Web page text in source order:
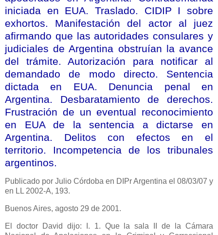
iniciada en EUA. Traslado. CIDIP I sobre
exhortos. Manifestación del actor al juez
afirmando que las autoridades consulares y
judiciales de Argentina obstruían la avance
del trámite. Autorización para notificar al
demandado de modo directo. Sentencia
dictada en EUA. Denuncia penal en
Argentina. Desbaratamiento de derechos.
Frustración de un eventual reconocimiento
en EUA de la sentencia a dictarse en
Argentina. Delitos con efectos en el
territorio. Incompetencia de los tribunales
argentinos.
Publicado por Julio Córdoba en DIPr Argentina el 08/03/07 y
en LL 2002-A, 193.
Buenos Aires, agosto 29 de 2001.
El doctor David dijo: I. 1. Que la sala II de
la Cámara